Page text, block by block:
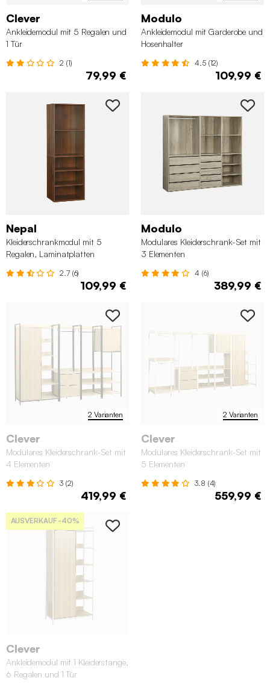
Clever
Ankleidemodul mit 5 Regalen und
1 Tür
2 (1)
79,99 €
Modulo
Ankleidemodul mit Garderobe und
Hosenhalter
4.5 (12)
109,99 €
Nepal
Kleiderschrankmodul mit 5
Regalen, Laminatplatten
2.7 (6)
109,99 €
Modulo
Modulares Kleiderschrank-Set mit
3 Elementen
4 (6)
389,99 €
2 Varianten
Clever
Modulares Kleiderschrank-Set mit
4 Elementen
3 (2)
419,99 €
2 Varianten
Clever
Modulares Kleiderschrank-Set mit
5 Elementen
3.8 (4)
559,99 €
AUSVERKAUF -40%
Clever
Ankleidemodul mit 1 Kleiderstange,
6 Regalen und 1 Tür